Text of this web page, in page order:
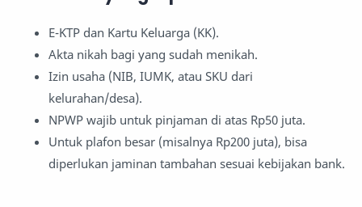
E-KTP dan Kartu Keluarga (KK).
Akta nikah bagi yang sudah menikah.
Izin usaha (NIB, IUMK, atau SKU dari
kelurahan/desa).
NPWP wajib untuk pinjaman di atas Rp50 juta.
Untuk plafon besar (misalnya Rp200 juta), bisa
diperlukan jaminan tambahan sesuai kebijakan bank.